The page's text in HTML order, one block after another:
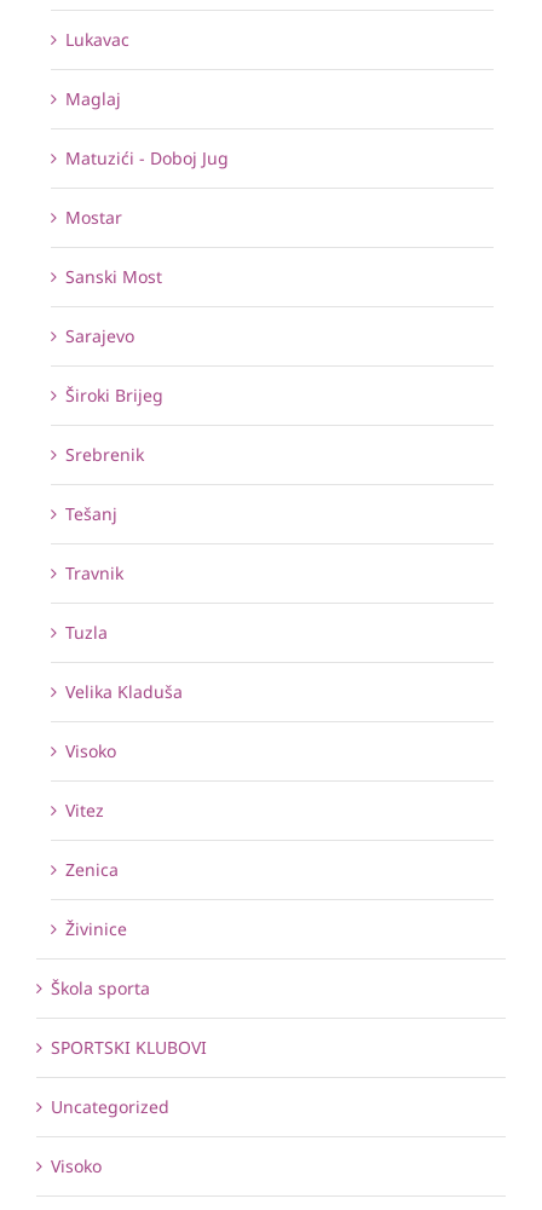
Lukavac
Maglaj
Matuzići - Doboj Jug
Mostar
Sanski Most
Sarajevo
Široki Brijeg
Srebrenik
Tešanj
Travnik
Tuzla
Velika Kladuša
Visoko
Vitez
Zenica
Živinice
Škola sporta
SPORTSKI KLUBOVI
Uncategorized
Visoko